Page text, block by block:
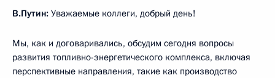
В.Путин: Уважаемые коллеги, добрый день!
Мы, как и договаривались, обсудим сегодня вопросы
развития топливно-энергетического комплекса, включая
перспективные направления, такие как производство